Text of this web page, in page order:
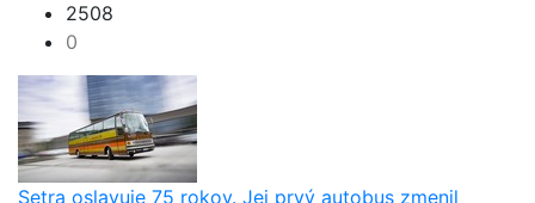
2508
0
Setra oslavuje 75 rokov. Jej prvý autobus zmenil